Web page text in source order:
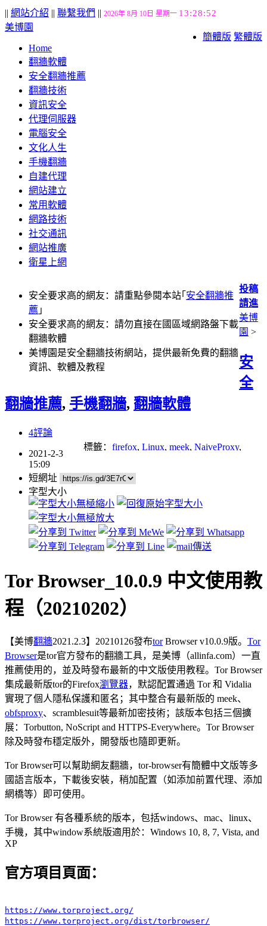
|| 網站介紹 || 聯繫我們 || 2026年 8月 10日 星期一 13:28:53
簡體版 繁體版
美博園
Home
翻牆軟體
安全翻牆推薦
翻牆技術
資訊安全
代理伺服器
電腦安全
文化人生
手機翻牆
自建代理
網站建立
常用軟體
網路技術
社交通訊
網站推廣
衛星上網
安全要求高的網友：請重點參閱本站｢ 安全翻牆推
薦 ｣
安全要求高的網友：請勿直接在國區域網路盤下載
翻牆軟體
美博園是安全翻牆技術網站，提供最新免費的翻牆
資訊、軟體及教程
投稿
請進
美博
園 >
安
全
翻牆推薦, 手機翻牆, 翻牆軟體
4評論
標籤： firefox, Linux, meek, NaiveProxy,
防火牆
2021-2-3
15:09
短網址
字型大小
Tor Browser_10.0.9 中文使用教
程（20210202）
【美博翻牆2021.2.3】20210126發布torBrowser v10.0.9版。 Tor
Browser是tor官方發布的翻牆工具，是美博（allinfa.com）一直
推薦使用的，並及時發布最新的中文版使用教程。Tor Browser
集成最新版tor的Firefox瀏覽器，默認配置通過 Tor 和 Vidalia
實現了個人隱私保護和匿名；其中整合有最新版的 meek、
obfsproxy、scramblesuit等最新加密技術；該版本包括三個擴
展：Torbutton, NoScript and HTTPS-Everywhere。Tor Browser
除及時發布穩定版外，開發版也隨即更新。
Tor Browser可以幫助網友翻牆，tor-browser有簡體中文版等多
國語言版本，下載後安裝，稍加配置（如添加前置代理、添加
網橋等）即可使用。
Tor Browser 有各種系統的版本，包括windows、mac、linux、
手機，其中window系統版適用於：Windows 10, 8, 7, Vista, and
XP
官方項目頁面：
https://www.torproject.org/
https://www.torproject.org/dist/torbrowser/